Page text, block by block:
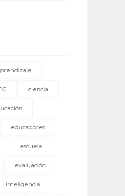
ciencia
educadores
escuela
evaluación
inteligencia